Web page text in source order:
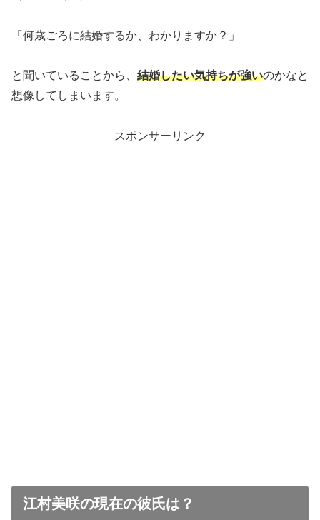
「何歳ごろに結婚するか、わかりますか？」
と聞いていることから、 結婚したい気持ちが強いのかなと
想像してしまいます。
スポンサーリンク
江村美咲の現在の彼氏は？